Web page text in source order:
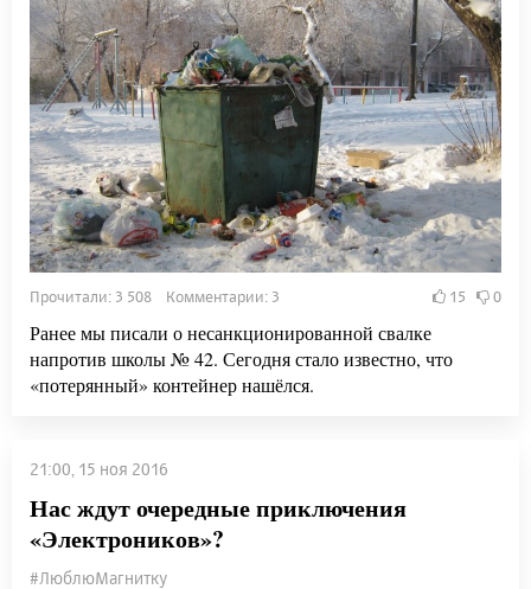
Прочитали: 3 508 Комментарии: 3 15 0
Ранее мы писали о несанкционированной свалке
напротив школы № 42. Сегодня стало известно, что
«потерянный» контейнер нашёлся.
21:00, 15 ноя 2016
Нас ждут очередные приключения
«Электроников»?
#ЛюблюМагнитку